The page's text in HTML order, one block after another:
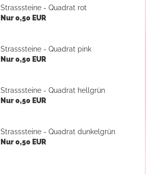
Strasssteine - Quadrat rot
Nur 0,50 EUR
Strasssteine - Quadrat pink
Nur 0,50 EUR
Strasssteine - Quadrat hellgrün
Nur 0,50 EUR
Strasssteine - Quadrat dunkelgrün
Nur 0,50 EUR